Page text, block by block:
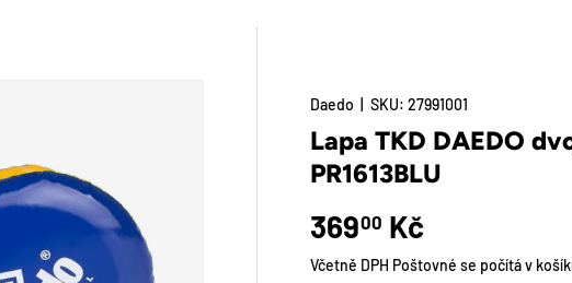
Daedo SKU: 27991001
Lapa TKD DAEDO
PR1613BLU
Běžná cena
36900 Kč
Včetně DPH Poštovné se počítá v